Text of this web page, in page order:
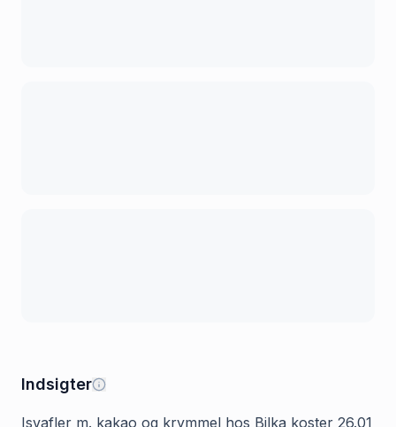
Indsigter
Isvafler m. kakao og krymmel hos Bilka koster 26.01